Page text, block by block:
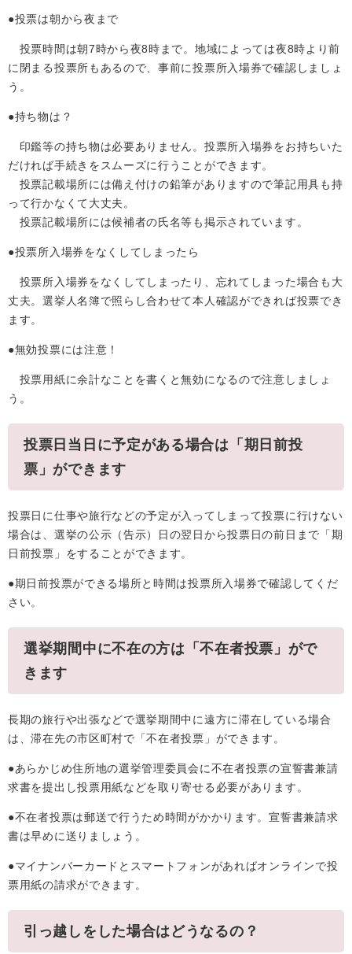
●投票は朝から夜まで
投票時間は朝7時から夜8時まで。地域によっては夜8時より前
に閉まる投票所もあるので、事前に投票所入場券で確認しましょ
う。
●持ち物は？
印鑑等の持ち物は必要ありません。投票所入場券をお持ちいた
だければ手続きをスムーズに行うことができます。
投票記載場所には備え付けの鉛筆がありますので筆記用具も持
って行かなくて大丈夫。
投票記載場所には候補者の氏名等も掲示されています。
●投票所入場券をなくしてしまったら
投票所入場券をなくしてしまったり、忘れてしまった場合も大
丈夫。選挙人名簿で照らし合わせて本人確認ができれば投票でき
ます。
●無効投票には注意！
投票用紙に余計なことを書くと無効になるので注意しましょ
う。
投票日当日に予定がある場合は「期日前投
票」ができます
投票日に仕事や旅行などの予定が入ってしまって投票に行けない
場合は、選挙の公示（告示）日の翌日から投票日の前日まで「期
日前投票」をすることができます。
●期日前投票ができる場所と時間は投票所入場券で確認してくだ
さい。
選挙期間中に不在の方は「不在者投票」がで
きます
長期の旅行や出張などで選挙期間中に遠方に滞在している場合
は、滞在先の市区町村で「不在者投票」ができます。
●あらかじめ住所地の選挙管理委員会に不在者投票の宣誓書兼請
求書を提出し投票用紙などを取り寄せる必要があります。
●不在者投票は郵送で行うため時間がかかります。宣誓書兼請求
書は早めに送りましょう。
●マイナンバーカードとスマートフォンがあればオンラインで投
票用紙の請求ができます。
引っ越しをした場合はどうなるの？